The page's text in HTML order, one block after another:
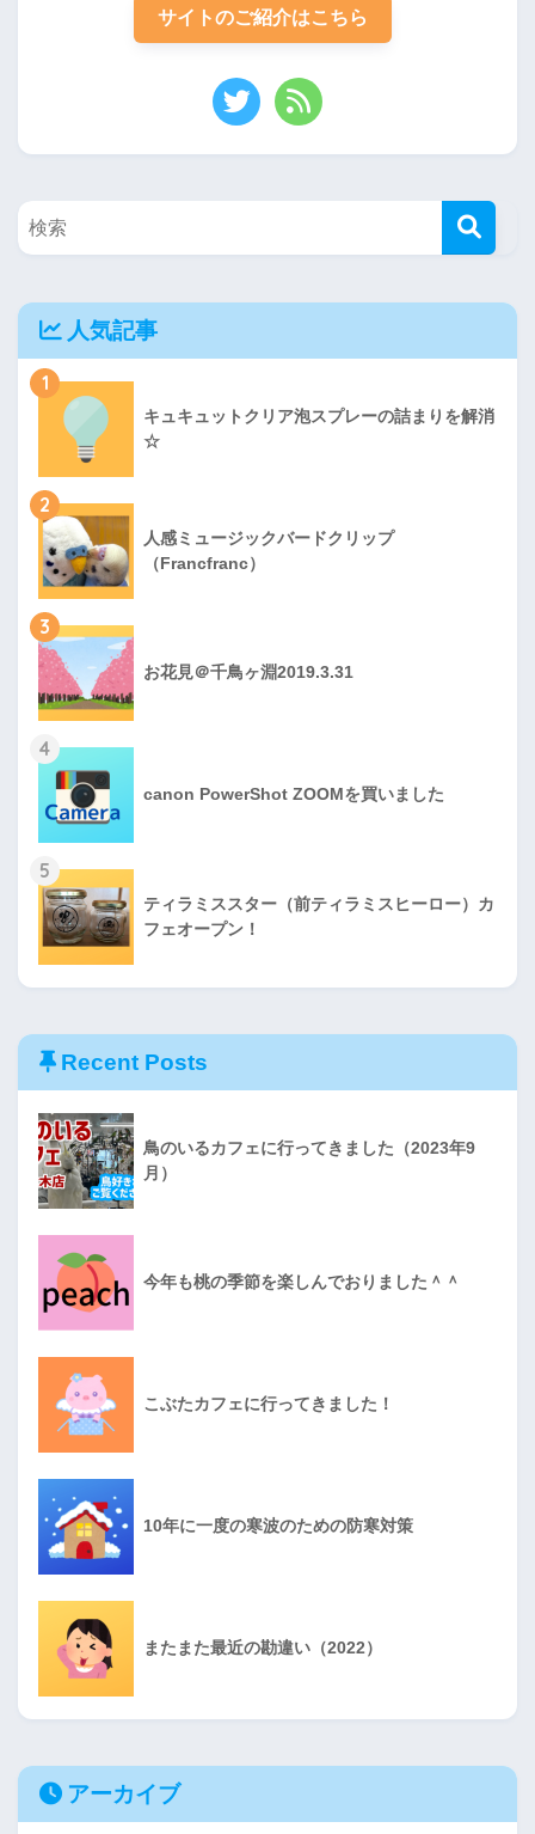
サイトのご紹介はこちら
人気記事
1
キュキュットクリア泡スプレーの詰まりを解消
☆
2
人感ミュージックバードクリップ
（Francfranc）
3
お花見＠千鳥ヶ淵2019.3.31
4
canon PowerShot ZOOMを買いました
5
ティラミススター（前ティラミスヒーロー）カ
フェオープン！
Recent Posts
鳥のいるカフェに行ってきました（2023年9
月）
今年も桃の季節を楽しんでおりました＾＾
こぶたカフェに行ってきました！
10年に一度の寒波のための防寒対策
またまた最近の勘違い（2022）
アーカイブ